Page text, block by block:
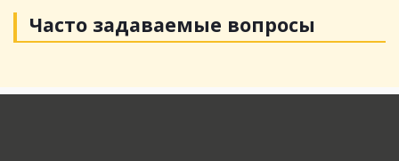
Часто задаваемые вопросы